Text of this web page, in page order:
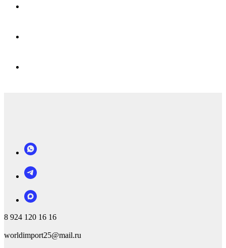
8 924 120 16 16
worldimport25@mail.ru